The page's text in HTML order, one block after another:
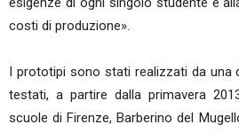
costi di produzione».
I prototipi sono stati realizzati da una
testati, a partire dalla primavera
scuole di Firenze, Barberino del